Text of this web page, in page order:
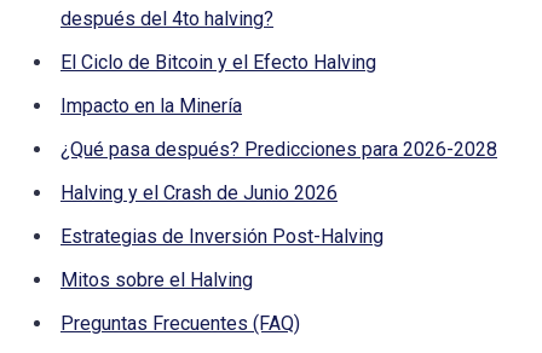
después del 4to halving?
El Ciclo de Bitcoin y el Efecto Halving
Impacto en la Minería
¿Qué pasa después? Predicciones para 2026-2028
Halving y el Crash de Junio 2026
Estrategias de Inversión Post-Halving
Mitos sobre el Halving
Preguntas Frecuentes (FAQ)